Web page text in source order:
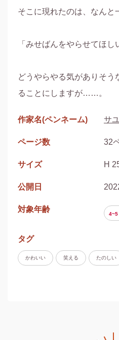
そこに現れたのは、なんと
「みせばんをやらせてほし
どうやらやる気がありそう
ることにしますが……。
作家名(ペンネーム) サ
ページ数 32
サイズ H
公開日
対象年齢
4~5
タグ
かわいい 笑える たのしい